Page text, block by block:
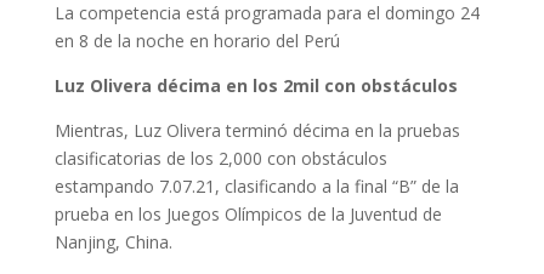
La competencia está programada para el domingo 24
en 8 de la noche en horario del Perú
Luz Olivera décima en los 2mil con obstáculos
Mientras, Luz Olivera terminó décima en la pruebas
clasificatorias de los 2,000 con obstáculos
estampando 7.07.21, clasificando a la final “B” de la
prueba en los Juegos Olímpicos de la Juventud de
Nanjing, China.